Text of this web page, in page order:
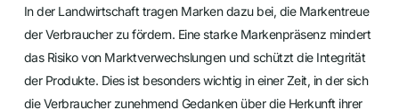
In der Landwirtschaft tragen Marken dazu bei, die Markentreue
der Verbraucher zu fördern. Eine starke Markenpräsenz mindert
das Risiko von Marktverwechslungen und schützt die Integrität
der Produkte. Dies ist besonders wichtig in einer Zeit, in der sich
die Verbraucher zunehmend Gedanken über die Herkunft ihrer